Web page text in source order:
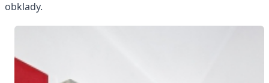
obklady.